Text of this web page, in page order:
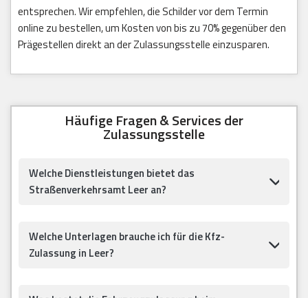
entsprechen. Wir empfehlen, die Schilder vor dem Termin
online zu bestellen, um Kosten von bis zu 70% gegenüber den
Prägestellen direkt an der Zulassungsstelle einzusparen.
Häufige Fragen & Services der
Zulassungsstelle
Welche Dienstleistungen bietet das
Straßenverkehrsamt Leer an?
Welche Unterlagen brauche ich für die Kfz-
Zulassung in Leer?